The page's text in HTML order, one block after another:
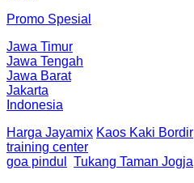
Promo Spesial
Jawa Timur
Jawa Tengah
Jawa Barat
Jakarta
Indonesia
Harga Jayamix Kaos Kaki Bordir
training center
goa pindul
Tukang Taman Jogja